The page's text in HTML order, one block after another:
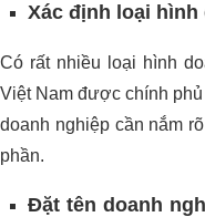
Xác định loại hình
Có rất nhiều loại hình
Việt Nam được chính
doanh nghiệp cần nắm
phần.
Đặt tên doanh